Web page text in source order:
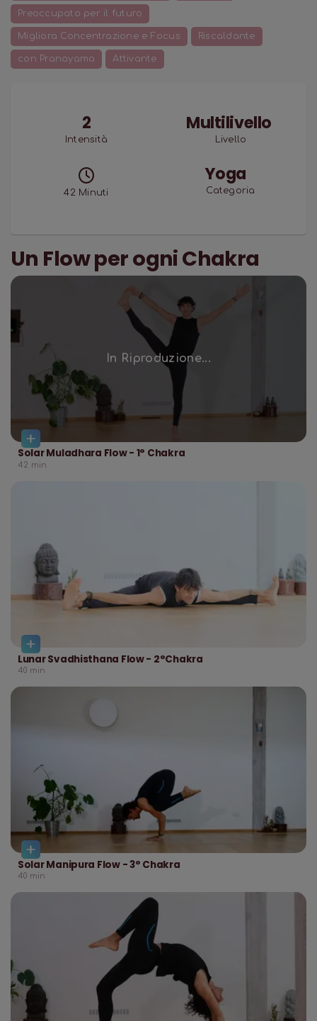
Preoccupato per il futuro
Migliora Concentrazione e Focus Riscaldante
con Pranayama Attivante
2
Intensità
Multilivello
Livello
42 Minuti
Yoga
Categoria
Un Flow per ogni Chakra
In Riproduzione...
Solar Muladhara Flow - 1° Chakra
42 min
Lunar Svadhisthana Flow - 2°Chakra
40 min
Solar Manipura Flow - 3° Chakra
40 min